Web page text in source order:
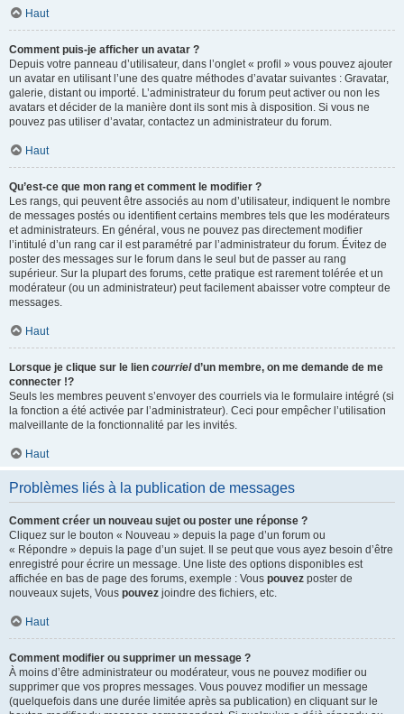
Haut
Comment puis-je afficher un avatar ?
Depuis votre panneau d’utilisateur, dans l’onglet « profil » vous pouvez ajouter
un avatar en utilisant l’une des quatre méthodes d’avatar suivantes : Gravatar,
galerie, distant ou importé. L’administrateur du forum peut activer ou non les
avatars et décider de la manière dont ils sont mis à disposition. Si vous ne
pouvez pas utiliser d’avatar, contactez un administrateur du forum.
Haut
Qu’est-ce que mon rang et comment le modifier ?
Les rangs, qui peuvent être associés au nom d’utilisateur, indiquent le nombre
de messages postés ou identifient certains membres tels que les modérateurs
et administrateurs. En général, vous ne pouvez pas directement modifier
l’intitulé d’un rang car il est paramétré par l’administrateur du forum. Évitez de
poster des messages sur le forum dans le seul but de passer au rang
supérieur. Sur la plupart des forums, cette pratique est rarement tolérée et un
modérateur (ou un administrateur) peut facilement abaisser votre compteur de
messages.
Haut
Lorsque je clique sur le lien courrield’un membre, on me demande de me
connecter !?
Seuls les membres peuvent s’envoyer des courriels via le formulaire intégré (si
la fonction a été activée par l’administrateur). Ceci pour empêcher l’utilisation
malveillante de la fonctionnalité par les invités.
Haut
Problèmes liés à la publication de messages
Comment créer un nouveau sujet ou poster une réponse ?
Cliquez sur le bouton « Nouveau » depuis la page d’un forum ou
« Répondre » depuis la page d’un sujet. Il se peut que vous ayez besoin d’être
enregistré pour écrire un message. Une liste des options disponibles est
affichée en bas de page des forums, exemple : Vous pouvez poster de
nouveaux sujets, Vous pouvez joindre des fichiers, etc.
Haut
Comment modifier ou supprimer un message ?
À moins d’être administrateur ou modérateur, vous ne pouvez modifier ou
supprimer que vos propres messages. Vous pouvez modifier un message
(quelquefois dans une durée limitée après sa publication) en cliquant sur le